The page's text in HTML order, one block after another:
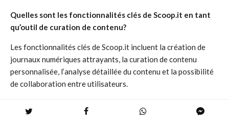
Quelles sont les fonctionnalités clés de Scoop.it en tant
qu’outil de curation de contenu?
Les fonctionnalités clés de Scoop.it incluent la création de
journaux numériques attrayants, la curation de contenu
personnalisée, l’analyse détaillée du contenu et la possibilité
de collaboration entre utilisateurs.